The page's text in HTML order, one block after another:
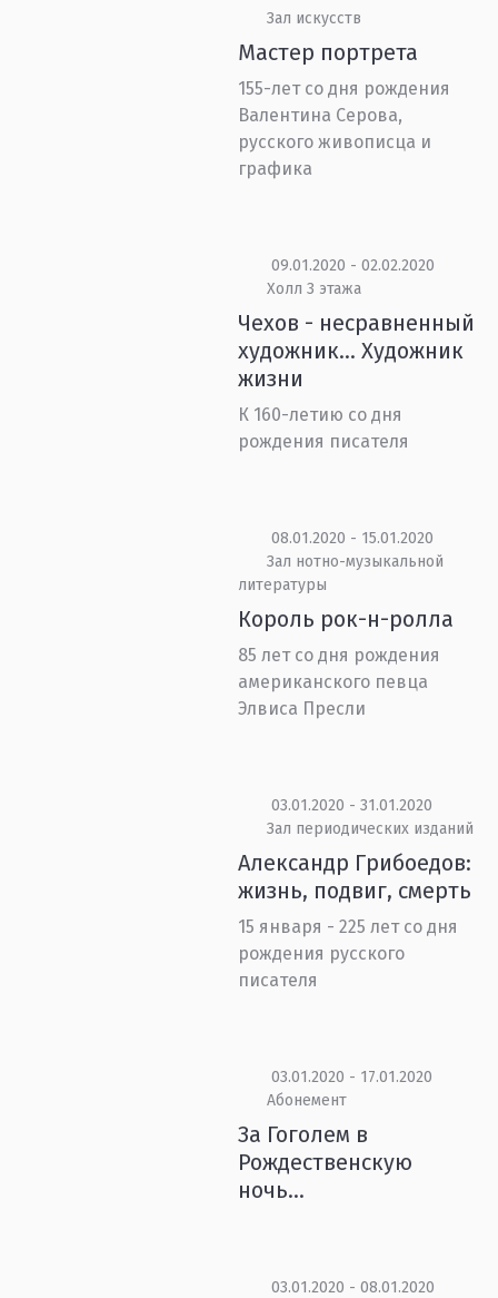
Зал искусств
Мастер портрета
155-лет со дня рождения
Валентина Серова,
русского живописца и
графика
09.01.2020 - 02.02.2020
Холл 3 этажа
Чехов - несравненный
художник… Художник
жизни
К 160-летию со дня
рождения писателя
08.01.2020 - 15.01.2020
Зал нотно-музыкальной
литературы
Король рок-н-ролла
85 лет со дня рождения
американского певца
Элвиса Пресли
03.01.2020 - 31.01.2020
Зал периодических изданий
Александр Грибоедов:
жизнь, подвиг, смерть
15 января - 225 лет со дня
рождения русского
писателя
03.01.2020 - 17.01.2020
Абонемент
За Гоголем в
Рождественскую
ночь...
03.01.2020 - 08.01.2020